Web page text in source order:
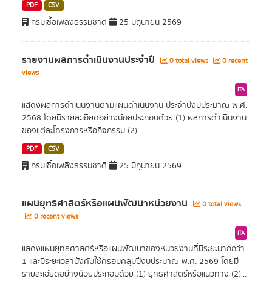
PDF CSV
กรมเชื้อเพลิงธรรมชาติ 25 มิถุนายน 2569
รายงานผลการดำเนินงานประจำปี 0 total views
0 recent
views
ITA
แสดงผลการดำเนินงานตามแผนดำเนินงาน ประจำปีงบประมาณ พ.ศ.
2568 โดยมีรายละเอียดอย่างน้อยประกอบด้วย (1) ผลการดำเนินงาน
ของแต่ละโครงการหรือกิจกรรม (2)...
PDF CSV
กรมเชื้อเพลิงธรรมชาติ 25 มิถุนายน 2569
แผนยุทธศาสตร์หรือแผนพัฒนาหน่วยงาน
0 total views
0 recent views
ITA
แสดงแผนยุทธศาสตร์หรือแผนพัฒนาของหน่วยงานที่มีระยะมากกว่า
1 และมีระยะเวลาบังคับใช้ครอบคลุมปีงบประมาณ พ.ศ. 2569 โดยมี
รายละเอียดอย่างน้อยประกอบด้วย (1) ยุทธศาสตร์หรือแนวทาง (2)...